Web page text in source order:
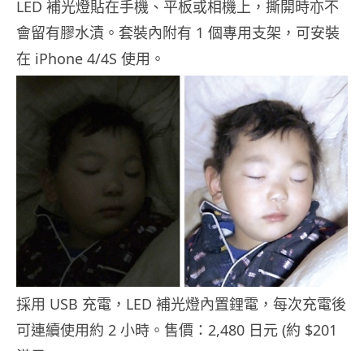
LED 補光燈貼在手機、平板或相機上，撕開時亦不
會留有膠水漬。套裝內附有 1 個專用支架，可安裝
在 iPhone 4/4S 使用。
採用 USB 充電，LED 補光燈內置鋰電，每次充電後
可連續使用約 2 小時。售價：2,480 日元 (約 $201